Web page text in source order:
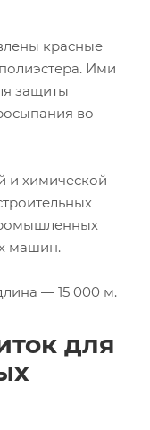
красные
Ими
защиты
во
и химической
машин.
— 15 000 м.
для